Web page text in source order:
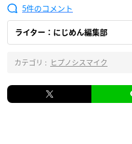
5
ライター：にじめん編集部
カテゴリ : ヒプノシスマイク